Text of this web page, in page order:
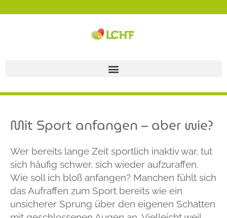
Mit Sport anfangen – aber wie?
Wer bereits lange Zeit sportlich inaktiv war, tut
sich häufig schwer, sich wieder aufzuraffen.
Wie soll ich bloß anfangen? Manchen fühlt sich
das Aufraffen zum Sport bereits wie ein
unsicherer Sprung über den eigenen Schatten